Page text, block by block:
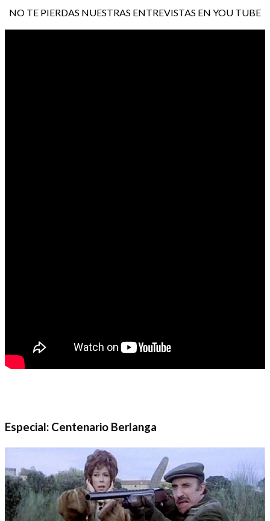
NO TE PIERDAS NUESTRAS ENTREVISTAS EN YOU TUBE
Especial: Centenario Berlanga